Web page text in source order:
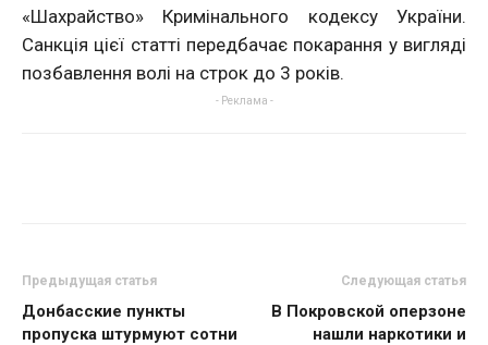
«Шахрайство» Кримінального кодексу України.
Санкція цієї статті передбачає покарання у вигляді
позбавлення волі на строк до 3 років.
- Реклама -
Предыдущая статья
Донбасские пункты
пропуска штурмуют сотни
Следующая статья
В Покровской оперзоне
нашли наркотики и